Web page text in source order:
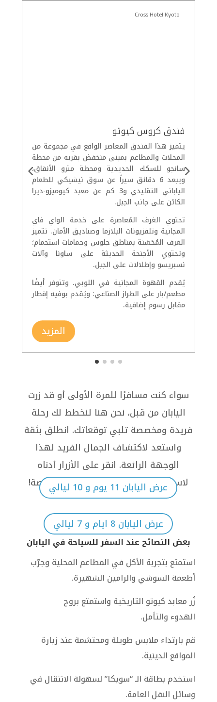
Cross Hotel Kyoto
فندق كروس كيوتو
يتميز هذا الفندق المعاصر الواقع في مجموعة من
المحلات والمطاعم بمبنى منخفض بقربه من محطة
سانجو للسكك الحديدية ومحطة مترو الأنفاق،
ويبعد 6 دقائق سيراً عن سوق نيشيكي للطعام
الياباني التقليدي و3 كم عن معبد كيوميزو-ديرا
الكائن على جانب الجبل.
تحتوي الغرف المُعاصرة على خدمة الواي فاي
المجانية وتلفزيونات البلازما وصناديق الأمان. تتميز
الغرف المُحَسّنة بمناطق جلوس وحمامات استحمام؛
وتحتوي الأجنحة الحديثة على ساونا وآلات
نسبريسو وإطلالات على الجبل.
يُقدم القهوة المجانية في اللوبي. وتتوفر أيضًا
مطعم/بار على الطراز الصناعي؛ ويُقدم بوفيه إفطار
مقابل رسوم إضافية.
المزيد
سواء كنت مسافرًا للمرة الأولى أو قد زرت
اليابان من قبل، نحن هنا لنخطط لك رحلة
فريدة ومخصصة تلبي توقعاتك. انطلق بثقة
واستعد لاكتشاف الجمال الفريد لهذا
الوجهة الرائعة. انقر على الأزرار أدناه
لاستعراض عروضنا وتصميم رحلتك الخاصة!
عرض اليابان 11 يوم و 10 ليالي
عرض اليابان 8 ايام و 7 ليالي
بعض النصائح عند السفر للسياحة في اليابان
استمتع بتجربة الأكل في المطاعم المحلية وجرّب
أطعمة السوشي والرامين الشهيرة.
زُر معابد كيوتو التاريخية واستمتع بروح
الهدوء والتأمل.
قم بارتداء ملابس طويلة ومحتشمة عند زيارة
المواقع الدينية.
استخدم بطاقة الـ “سويكا” لسهولة الانتقال في
وسائل النقل العامة.